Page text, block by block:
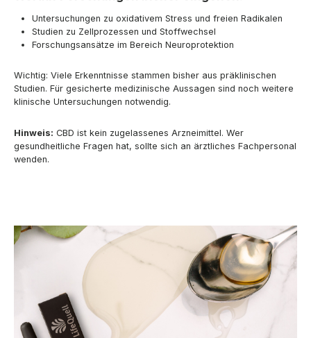
Untersuchungen zu oxidativem Stress und freien Radikalen
Studien zu Zellprozessen und Stoffwechsel
Forschungsansätze im Bereich Neuroprotektion
Wichtig: Viele Erkenntnisse stammen bisher aus präklinischen
Studien. Für gesicherte medizinische Aussagen sind noch weitere
klinische Untersuchungen notwendig.
Hinweis: CBD ist kein zugelassenes Arzneimittel. Wer
gesundheitliche Fragen hat, sollte sich an ärztliches Fachpersonal
wenden.